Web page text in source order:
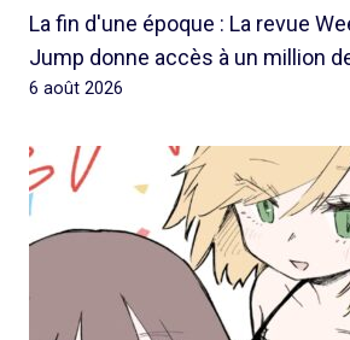
La fin d'une époque : La revue
Jump donne accès à un million
6 août 2026